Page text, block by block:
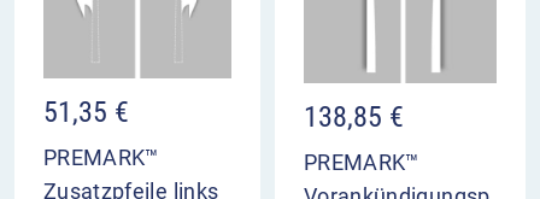
51,35 €
PREMARK™
Zusatzpfeile links
138,85 €
PREMARK™